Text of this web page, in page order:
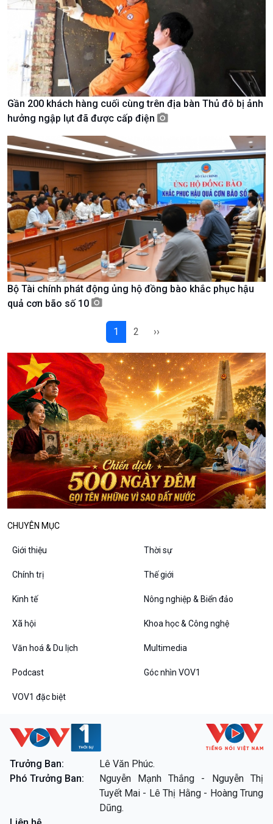
Văn hoá & Du lịch
Tin Văn hoá & Du lịch
Chát với người nổi tiếng
Câu chuyện Thể thao
Multimedia
Ảnh
Video
Infographic
E-Magazine
Podcast
Góc nhìn VOV1
Câu chuyện thời sự
Dòng chảy sự kiện
Đối thoại
Diễn đàn chủ nhật
Chuyện đêm
Chân dung cuộc sống
Gần 200 khách hàng cuối cùng trên địa bàn Thủ đô bị ảnh
hưởng ngập lụt đã được cấp điện
Bộ Tài chính phát động ủng hộ đồng bào khắc phục hậu
quả cơn bão số 10
1 2 ››
CHUYÊN MỤC
Giới thiệu Thời sự
Chính trị Thế giới
Kinh tế Nông nghiệp & Biển đảo
Xã hội Khoa học & Công nghệ
Văn hoá & Du lịch Multimedia
Podcast Góc nhìn VOV1
VOV1 đặc biệt
Trưởng Ban:
Lê Văn Phúc.
Phó Trưởng Ban:
Nguyễn Mạnh Thắng - Nguyễn Thị
Tuyết Mai - Lê Thị Hằng - Hoàng Trung
Dũng.